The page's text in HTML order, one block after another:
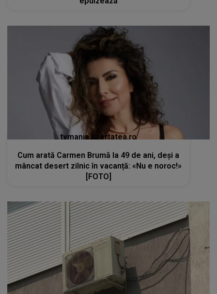
tvmania.libertatea.ro
Cum arată Carmen Brumă la 49 de ani, deși a
mâncat desert zilnic în vacanță: «Nu e noroc!»
[FOTO]